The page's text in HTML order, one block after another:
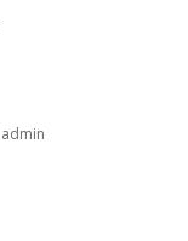
admin